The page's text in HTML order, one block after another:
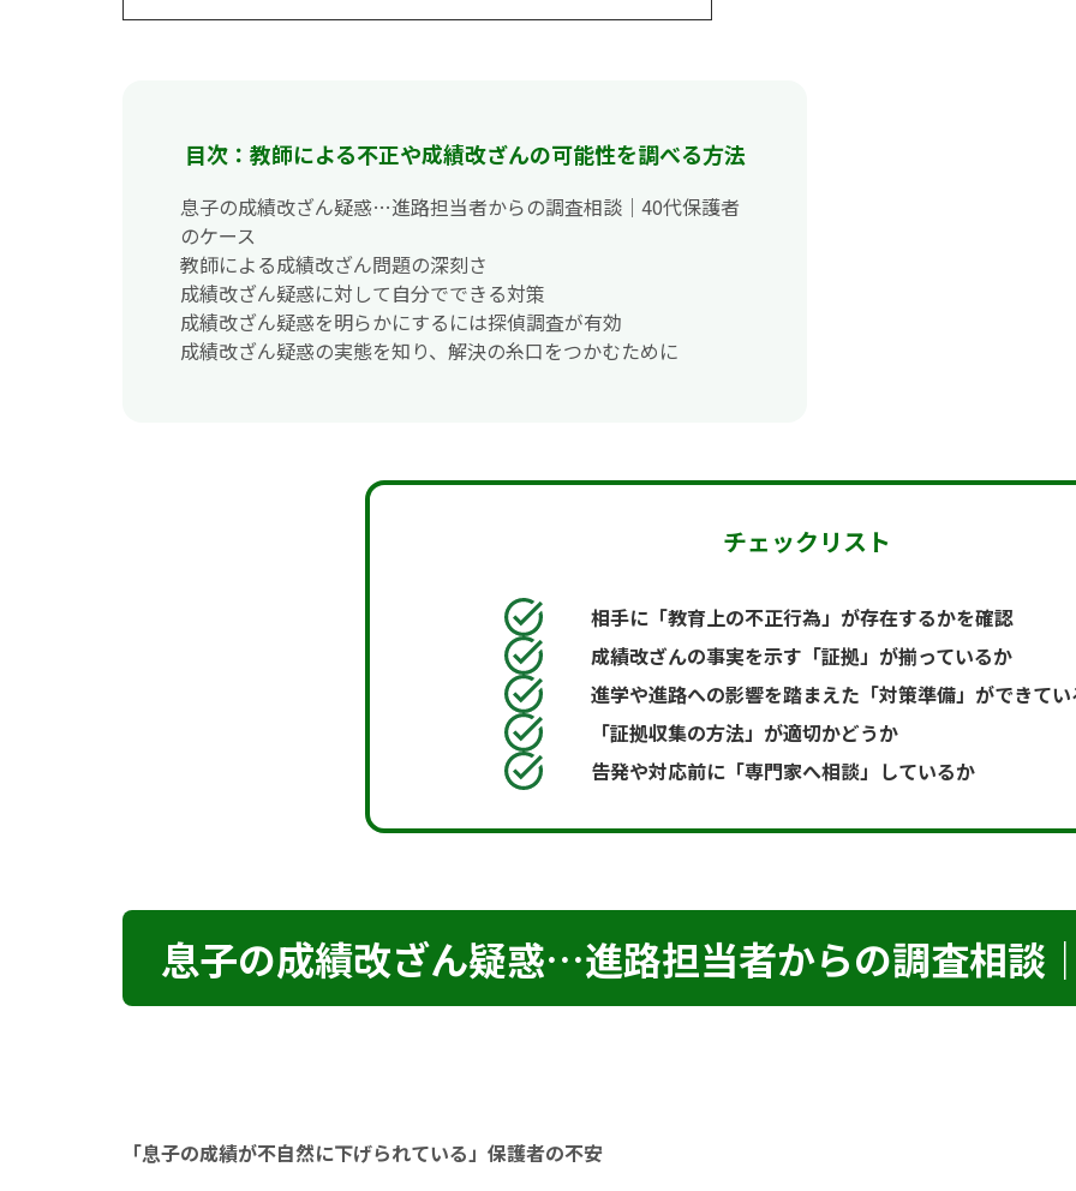
目次：教師による不正や成績改ざんの可能性を調べる方法
息子の成績改ざん疑惑…進路担当者からの調査相談｜40代保護者
のケース
教師による成績改ざん問題の深刻さ
成績改ざん疑惑に対して自分でできる対策
成績改ざん疑惑を明らかにするには探偵調査が有効
成績改ざん疑惑の実態を知り、解決の糸口をつかむために
チェックリスト
相手に「教育上の不正行為」が存在するかを確認
成績改ざんの事実を示す「証拠」が揃っているか
進学や進路への影響を踏まえた「対策準備」ができて
「証拠収集の方法」が適切かどうか
告発や対応前に「専門家へ相談」しているか
息子の成績改ざん疑惑…進路担当者からの調査相談
「息子の成績が不自然に下げられている」保護者の不安